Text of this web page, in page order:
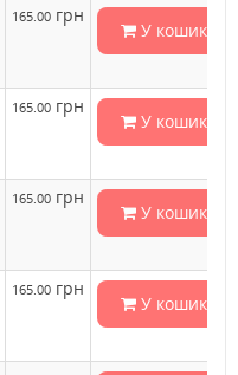
165.00 грн
У кошик
165.00 грн
У кошик
165.00 грн
У кошик
165.00 грн
У кошик